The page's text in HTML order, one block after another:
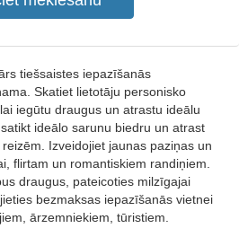
tiešsaistes iepazīšanās
Skatiet lietotāju personisko
iegūtu draugus un atrastu ideālu
ideālo sarunu biedru un atrast
Izveidojiet jaunas paziņas un
flirtam un romantiskiem randiņiem.
draugus, pateicoties milzīgajai
bezmaksas iepazīšanās vietnei
ārzemniekiem, tūristiem.